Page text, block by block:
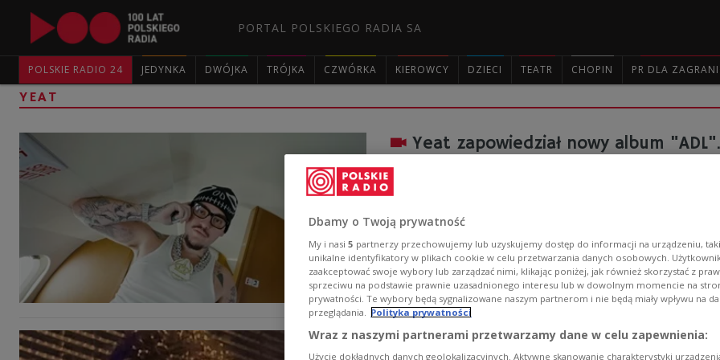
PORTAL POLSKIEGO RADIA SA
POLSKIE RADIO 24 JEDYNKA DWÓJKA TRÓJKA CZWÓRKA KIEROWCY DZIECI TEATR CHOPIN PR DLA
YEAT
Yeat zapowiedział nowy album
Krążek ma się ukazać 27 marca i jak do tej pory
"Made It on Our Own" z gościnnym udziałem EsDeeKida.
Zobacz więcej na temat:
Yeat wydał singiel z EsDeeKidem
Dbamy o Twoją prywatność
My i nasi 5 partnerzy przechowujemy lub uzyskujemy dostęp do informacji na urządzeniu,
unikalne identyfikatory w plikach cookie w celu przetwarzania danych osobowych.
zaakceptować swoje wybory lub zarządzać nimi, klikając poniżej, jak również skorzystać z
sprzeciwu na podstawie prawnie uzasadnionego interesu lub w dowolnym momencie na
prywatności. Te wybory będą sygnalizowane naszym partnerom i nie będą miały wpływu na
przeglądania. Polityka prywatności
Wraz z naszymi partnerami przetwarzamy dane w celu zapewnienia:
Użycie dokładnych danych geolokalizacyjnych. Aktywne skanowanie charakterystyki